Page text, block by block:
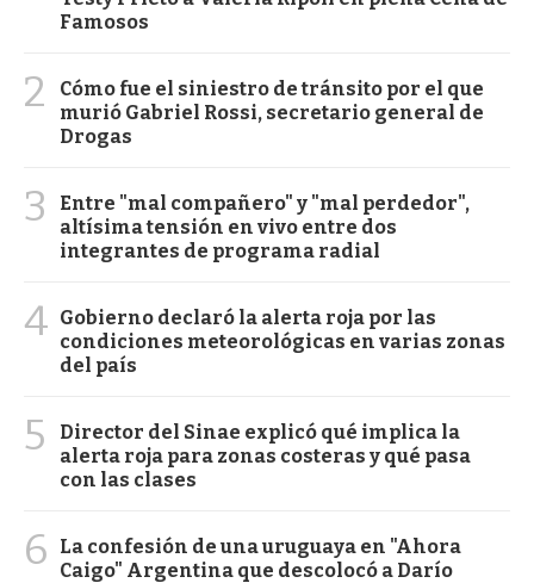
Famosos
2
Cómo fue el siniestro de tránsito por el que
murió Gabriel Rossi, secretario general de
Drogas
3
Entre "mal compañero" y "mal perdedor",
altísima tensión en vivo entre dos
integrantes de programa radial
4 Gobierno declaró la alerta roja por las
condiciones meteorológicas en varias zonas
del país
5
Director del Sinae explicó qué implica la
alerta roja para zonas costeras y qué pasa
con las clases
6
La confesión de una uruguaya en "Ahora
Caigo" Argentina que descolocó a Darío